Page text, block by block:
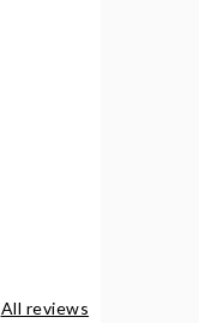
All reviews